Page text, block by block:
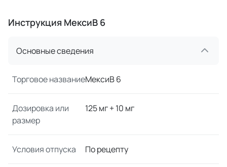
Инструкция МексиВ 6
Основные сведения
Торговое названиеМексиВ 6
Дозировка или
размер
125 мг + 10 мг
Условия отпуска По рецепту